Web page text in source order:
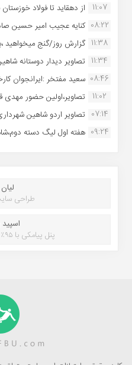
11:07
از دهقاید تا فولاد
08:22 کنایه عجیب امیر حسین
11:38 گزارش روز/گنج میخواهید
11:34 تصاویر دیدار دوستانه
08:46 سعید مفتخر :ایرانجوان
11:02
تصاویر،اولین حضور مهدی
07:14 تصاویر اردو شاهین
09:24 هفته اول لیگ دسته
طراحی
پنل پیامکی با ۹۵٪ تخفیف خرید پنل